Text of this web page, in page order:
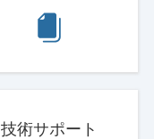
技術サポート